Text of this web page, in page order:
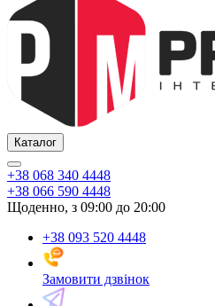
Каталог
+38 068 340 4448
+38 066 590 4448
Щоденно, з 09:00 до 20:00
+38 093 520 4448
Замовити дзвінок